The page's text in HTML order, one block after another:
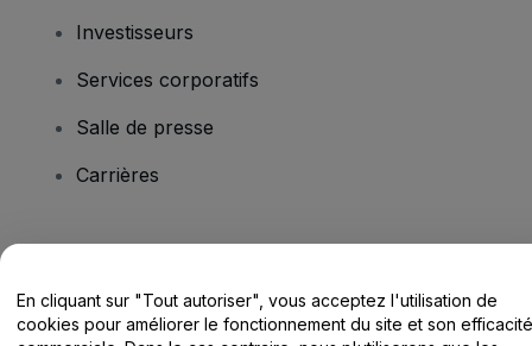
Investisseurs
Services corporatifs
Salle de presse
Carrières
Centre d'assistance / Nous contacter
En cliquant sur "Tout autoriser", vous acceptez l'utilisation de
cookies pour améliorer le fonctionnement du site et son efficacité